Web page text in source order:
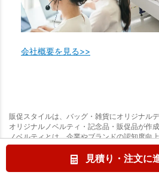
見積り・注文に
会社概要を見る>>
販促スタイルは、バッグ・雑貨にオリジナル
オリジナルノベルティ・記念品・販促品が作
ノベルティとは、企業やブランドの認知度向
名やロゴ入りのグッズ・記念品のことです。
で、小ロットも大ロットも安心してグッズ作
短納期サービスなら最短2日の名入れ出荷が